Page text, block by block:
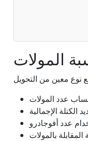
المولات